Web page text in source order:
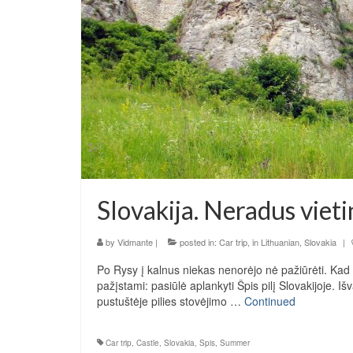
Slovakija. Neradus
by Vidmante | posted in: Car trip in Lithuanian Slovakia |
Po Rysy į kalnus niekas nenorėjo nė pažiūrėti.
pažįstami: pasiūlė aplankyti Špis pilį Slovakijoje.
pustuštėje pilies stovėjimo … Continued
Car trip Castle Slovakia Spis Summer